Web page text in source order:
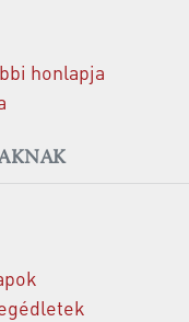
honlapja